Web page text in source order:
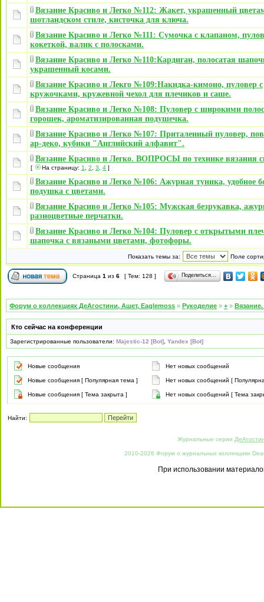
Вязание Красиво и Легко №112: Жакет, украшенный
шотландском стиле, кисточка для ключа.
Вязание Красиво и Легко №111: Сумочка с клапаном,
кокеткой, валик с полосками.
Вязание Красиво и Легко №110:Кардиган, полосатая
украшенный косами.
Вязание Красиво и Лекго №109:Накидка-кимоно, пуловер с
кружочками, кружевной чехол для плечиков и саше.
Вязание Красиво и Легко №108: Пуловер с широкими
горошек, ароматизированная подушечка.
Вязание Красиво и Легко №107: Приталенный пуловер,
ар-деко, кубики "Английский алфавит".
Вязание Красиво и Легко. ВОПРОСЫ по технике вязания
[ На страницу: 1 2 3 4 ]
Вязание Красиво и Легко №106: Ажурная туника, удобное
подушка с цветами.
Вязание Красиво и Легко №105: Мужская безрукавка,
разноцветные перчатки.
Вязание Красиво и Легко №104: Пуловер с открытыми
шапочка с вязаными цветами, фотофоры.
Показать темы за: Поле
Страница 1 из 6 [ Тем: 128 ] Поделиться…
Форум о коллекциях ДеАгостини, Ашет, Eaglemoss » Рукоделие » + »
Кто сейчас на конференции
Зарегистрированные пользователи: Majestic-12 [Bot] Yandex [Bot]
Новые сообщения Нет новых сообщений
Новые сообщения [ Популярная тема ] Нет новых сообщений [
Новые сообщения [ Тема закрыта ] Нет новых сообщений [ Тема
Найти:
Журнальные серии
2010-2026 Форум о журнальных коллекциях
При использовании